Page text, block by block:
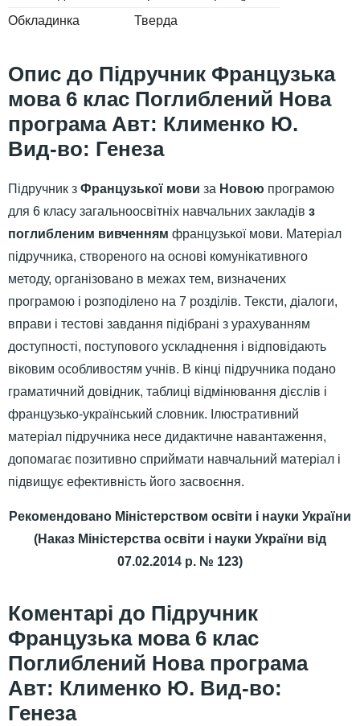
Обкладинка
Тверда
Підручник Французька
мова 6 клас Поглиблений Нова
програма Авт: Клименко Ю.
Вид-во: Генеза
Підручник з Французької мови за Новою програмою
для 6 класу загальноосвітніх навчальних закладів з
поглибленим вивченням французької мови. Матеріал
підручника, створеного на основі комунікативного
методу, організовано в межах тем, визначених
програмою і розподілено на 7 розділів. Тексти, діалоги,
вправи і тестові завдання підібрані з урахуванням
доступності, поступового ускладнення і відповідають
віковим особливостям учнів. В кінці підручника подано
граматичний довідник, таблиці відмінювання дієслів і
французько-український словник. Ілюстративний
матеріал підручника несе дидактичне навантаження,
допомагає позитивно сприймати навчальний матеріал і
підвищує ефективність його засвоєння.
Рекомендовано Міністерством освіти і науки України
(Наказ Міністерства освіти і науки України від
07.02.2014 р. № 123)
Підручник
Французька мова 6 клас
Поглиблений Нова програма
Авт: Клименко Ю. Вид-во:
Генеза